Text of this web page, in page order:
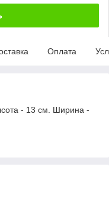
Оплата
- 13 см. Ширина -